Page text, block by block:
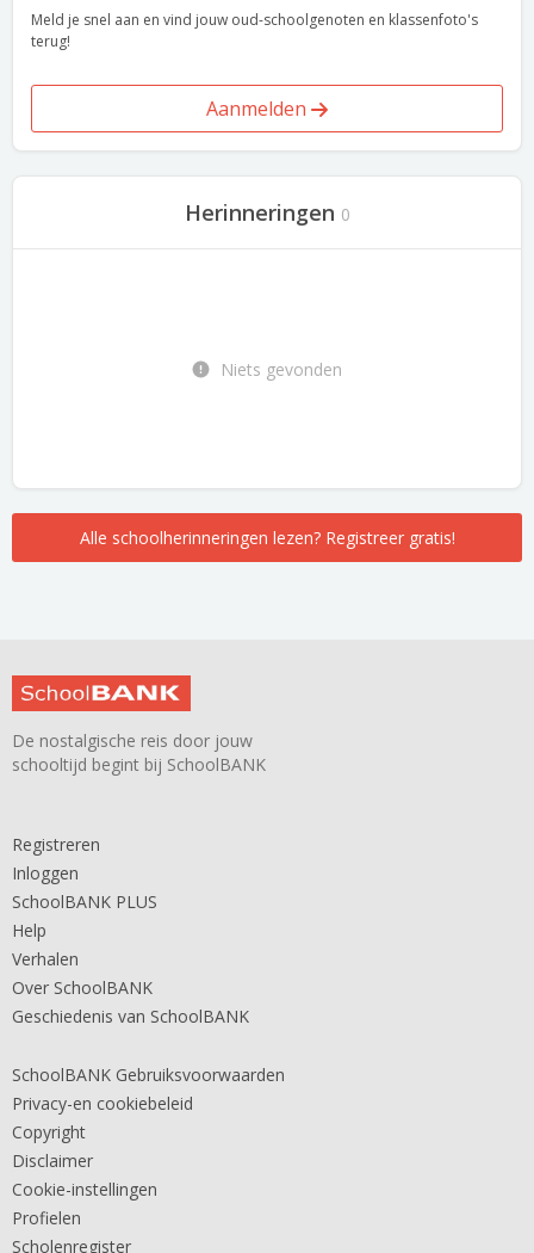
Meld je snel aan en vind jouw oud-schoolgenoten en klassenfoto's
terug!
Aanmelden
Herinneringen 0
Niets gevonden
Alle schoolherinneringen lezen? Registreer gratis!
De nostalgische reis door jouw
schooltijd begint bij SchoolBANK
Registreren
Inloggen
SchoolBANK PLUS
Help
Verhalen
Over SchoolBANK
Geschiedenis van SchoolBANK
SchoolBANK Gebruiksvoorwaarden
Privacy-en cookiebeleid
Copyright
Disclaimer
Cookie-instellingen
Profielen
Scholenregister